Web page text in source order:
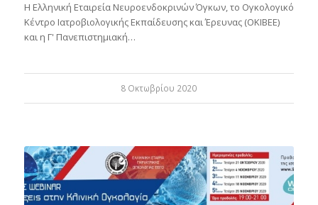
Η Ελληνική Εταιρεία Νευροενδοκρινών Όγκων, το Ογκολογικό
Κέντρο Ιατροβιολογικής Εκπαίδευσης και Έρευνας (ΟΚΙΒΕΕ)
και η Γ' Πανεπιστημιακή…
8 Οκτωβρίου 2020